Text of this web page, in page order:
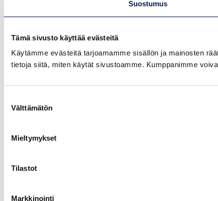
Suostumus
Tämä sivusto käyttää evästeitä
Käytämme evästeitä tarjoamamme sisällön ja mainosten
tietoja siitä, miten käytät sivustoamme. Kumppanimme
valinta
Välttämätön
Mieltymykset
Tilastot
Markkinointi